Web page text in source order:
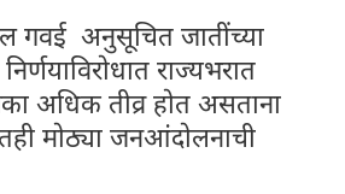
गवई अनुसूचित जातींच्या
राज्यभरात
अधिक तीव्र होत असताना
मोठ्या जनआंदोलनाची